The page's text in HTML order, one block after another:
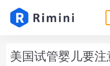
美国试管婴儿要